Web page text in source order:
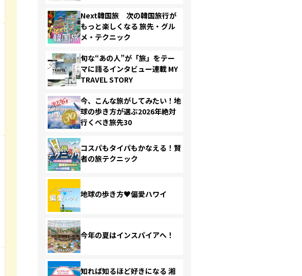
Next韓国旅 次の韓国旅行が
もっと楽しくなる 旅先・グル
メ・テクニック
旬な“あの人”が「旅」をテー
マに語るインタビュー連載 MY
TRAVEL STORY
今、こんな旅がしてみたい！地
球の歩き方が選ぶ2026年絶対
行くべき旅先30
コスパもタイパもかなえる！賢
者の旅テクニック
地球の歩き方♥偏愛ハワイ
今年の夏はインスパイアへ！
知れば知るほど好きになる 湘